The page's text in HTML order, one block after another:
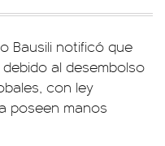
Bausili notificó que
al desembolso
con ley
poseen manos